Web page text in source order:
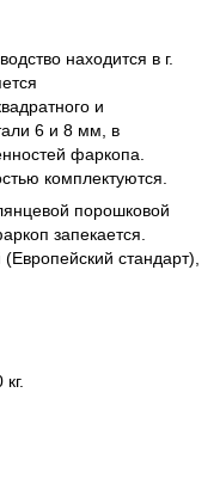
находится в г.
и
6 и 8 мм, в
фаркопа.
комплектуются.
порошковой
запекается.
стандарт),